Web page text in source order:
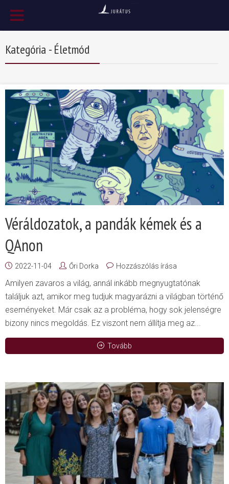
Kategória - Életmód
Véráldozatok, a pandák kémek és a
QAnon
2022-11-04 Őri Dorka Hozzászólás írása
Amilyen zavaros a világ, annál inkább megnyugtatónak
találjuk azt, amikor meg tudjuk magyarázni a világban történő
eseményeket. Már csak az a probléma, hogy sok jelenségre
bizony nincs megoldás. Ez viszont nem állítja meg az...
Tovább